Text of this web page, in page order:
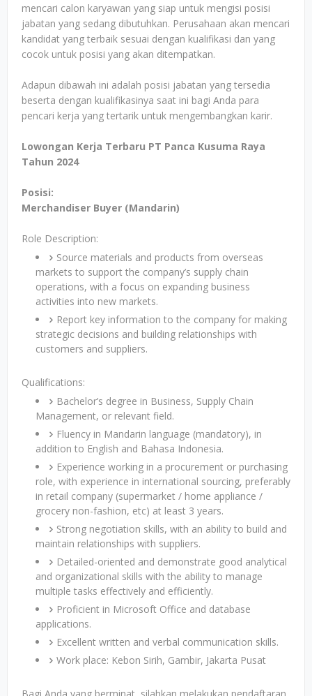
mencari calon karyawan yang siap untuk mengisi posisi
jabatan yang sedang dibutuhkan. Perusahaan akan mencari
kandidat yang terbaik sesuai dengan kualifikasi dan yang
cocok untuk posisi yang akan ditempatkan.
Adapun dibawah ini adalah posisi jabatan yang tersedia
beserta dengan kualifikasinya saat ini bagi Anda para
pencari kerja yang tertarik untuk mengembangkan karir.
Lowongan Kerja Terbaru PT Panca Kusuma Raya
Tahun 2024
Posisi:
Merchandiser Buyer (Mandarin)
Role Description:
Source materials and products from overseas
markets to support the company’s supply chain
operations, with a focus on expanding business
activities into new markets.
Report key information to the company for making
strategic decisions and building relationships with
customers and suppliers.
Qualifications:
Bachelor’s degree in Business, Supply Chain
Management, or relevant field.
Fluency in Mandarin language (mandatory), in
addition to English and Bahasa Indonesia.
Experience working in a procurement or purchasing
role, with experience in international sourcing, preferably
in retail company (supermarket / home appliance /
grocery non-fashion, etc) at least 3 years.
Strong negotiation skills, with an ability to build and
maintain relationships with suppliers.
Detailed-oriented and demonstrate good analytical
and organizational skills with the ability to manage
multiple tasks effectively and efficiently.
Proficient in Microsoft Office and database
applications.
Excellent written and verbal communication skills.
Work place: Kebon Sirih, Gambir, Jakarta Pusat